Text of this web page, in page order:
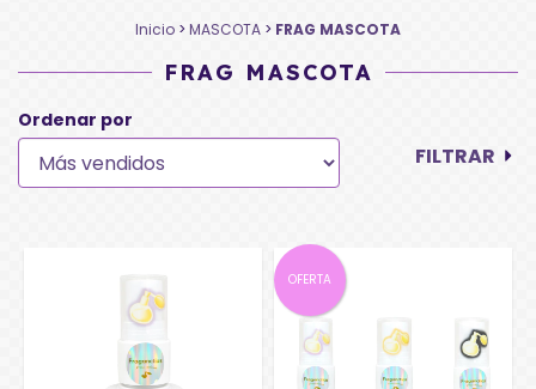
Inicio > MASCOTA > FRAG MASCOTA
FRAG MASCOTA
Ordenar por
FILTRAR
OFERTA